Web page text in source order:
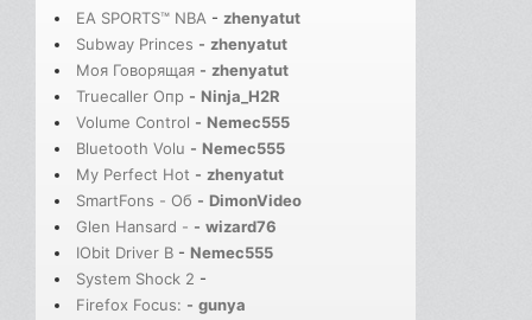
EA SPORTS™ NBA - zhenyatut
Subway Princes - zhenyatut
Моя Говорящая - zhenyatut
Truecaller Опр - Ninja_H2R
Volume Control - Nemec555
Bluetooth Volu - Nemec555
My Perfect Hot - zhenyatut
SmartFons - Об - DimonVideo
Glen Hansard - - wizard76
IObit Driver B - Nemec555
System Shock 2 -
Firefox Focus: - gunya